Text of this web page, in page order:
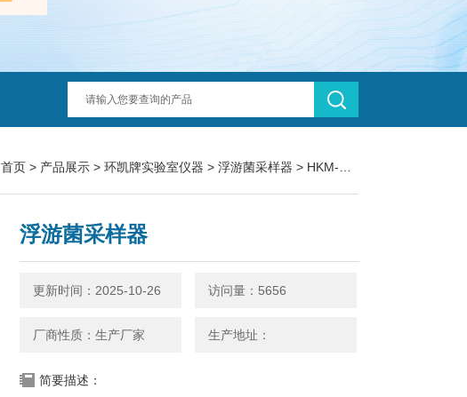
首页 > 产品展示 > 环凯牌实验室仪器 > 浮游菌采样器 > HKM-ⅢB浮游菌采样器
浮游菌采样器
更新时间：2025-10-26 访问量：5656
厂商性质：生产厂家 生产地址：
简要描述：